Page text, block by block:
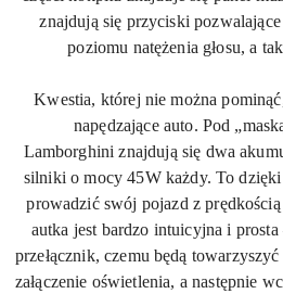
znajdują się przyciski
poziomu natężenia głosu, a
Kwestia, której nie można
napędzające auto. Pod
Lamborghini znajdują się dwa
silniki o mocy45Wkażdy. To dzięki
prowadzić swój pojazd z
autka jest bardzo intuicyjna i
przełącznik, czemu będą
załączenie oświetlenia, a następnie